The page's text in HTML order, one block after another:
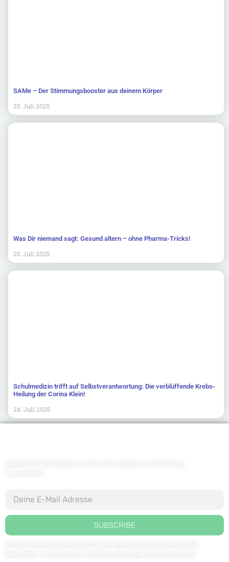
SAMe – Der Stimmungsbooster aus deinem Körper
25. Juli 2025
Was Dir niemand sagt: Gesund altern – ohne Pharma-Tricks!
25. Juli 2025
Schulmedizin trifft auf Selbstverantwortung: Die verblüffende Krebs-
Heilung der Corina Klein!
24. Juli 2025
SUBSCRIBE